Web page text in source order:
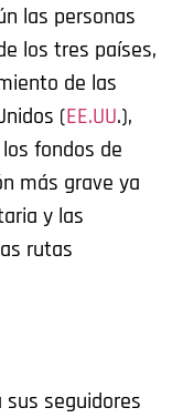
las personas
los tres países,
de las
(EE.UU.),
fondos de
más grave ya
y las
rutas
seguidores